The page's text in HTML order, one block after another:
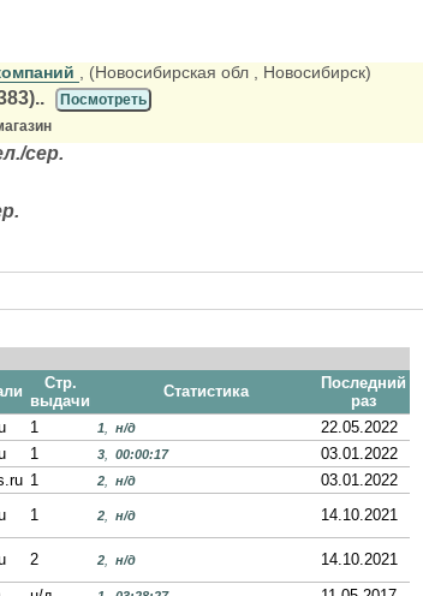
, (Новосибирская обл , Новосибирск)
Посмотреть
сер.
Стр.
выдачи
Статистика
Последний
раз
1 1 н/д
22.05.2022
1 3 00:00:17
03.01.2022
1 2 н/д
03.01.2022
1 2 н/д
14.10.2021
2 2 н/д
14.10.2021